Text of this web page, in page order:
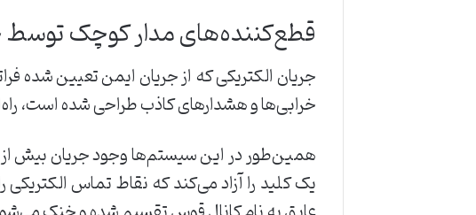
قطع‌کننده‌های مدار کوچک توسط
جریان الکتریکی که از جریان ایمن تعیین شده
خرابی‌ها و هشدارهای کاذب طراحی شده است،
یک کلید را آزاد می‌کند که نقاط تماس